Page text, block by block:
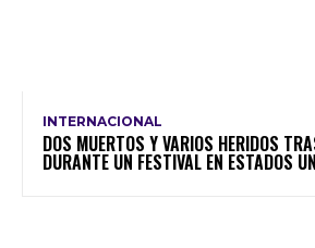
INTERNACIONAL
DOS MUERTOS Y VARIOS HERIDOS
DURANTE UN FESTIVAL EN ESTADOS